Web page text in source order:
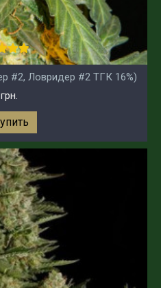
#2, Ловридер #2 ТГК 16%)